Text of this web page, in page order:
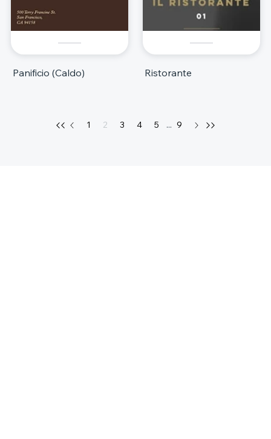
Panificio (Caldo) Ristorante
1 2 3 4 5 ... 9